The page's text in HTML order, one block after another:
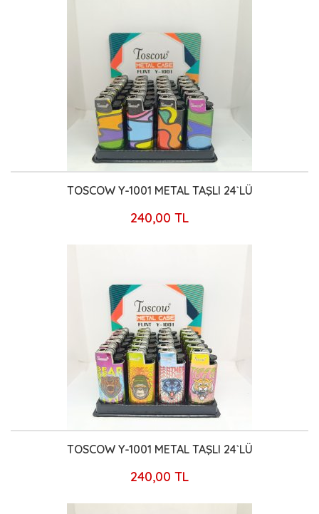
TOSCOW Y-1001 METAL TAŞLI 24`LÜ
240,00 TL
TOSCOW Y-1001 METAL TAŞLI 24`LÜ
240,00 TL